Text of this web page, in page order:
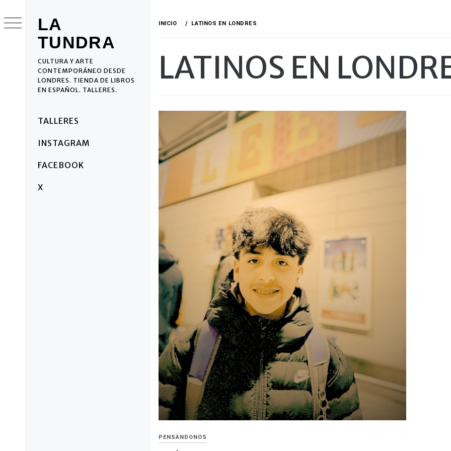
LA
TUNDRA
CULTURA Y ARTE
CONTEMPORÁNEO DESDE
LONDRES. TIENDA DE LIBROS
EN ESPAÑOL. TALLERES.
principal
TALLERES
INSTAGRAM
FACEBOOK
X
al
contenido
INICIO LATINOS EN LONDRES
LATINOS EN
PENSÁNDONOS